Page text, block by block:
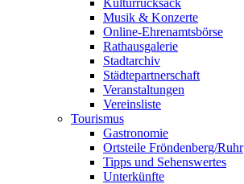
Musik & Konzerte
Online-Ehrenamtsbörse
Rathausgalerie
Stadtarchiv
Städtepartnerschaft
Veranstaltungen
Vereinsliste
Tourismus
Gastronomie
Ortsteile Fröndenberg/Ruhr
Tipps und Sehenswertes
Unterkünfte